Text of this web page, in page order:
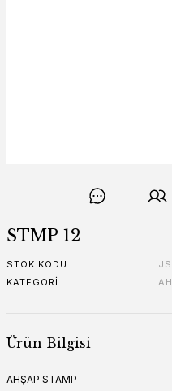
STMP 12
STOK KODU
KATEGORI
Ürün Bilgisi
AHŞAP STAMP